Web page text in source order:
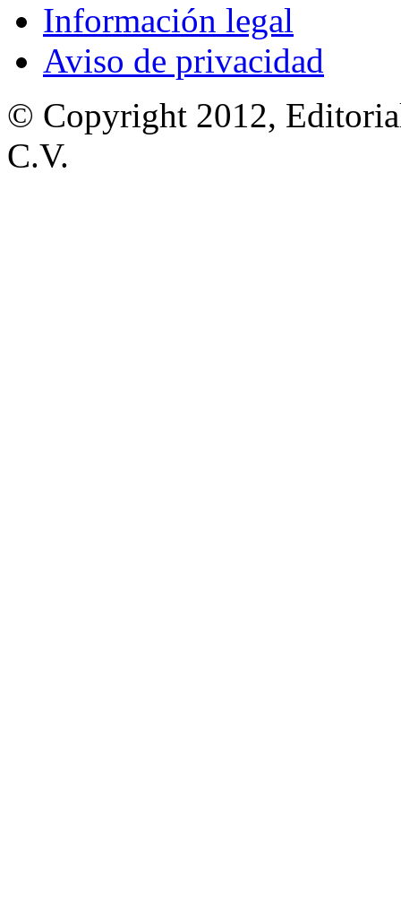
Información legal
Aviso de privacidad
© Copyright 2012,
C.V.